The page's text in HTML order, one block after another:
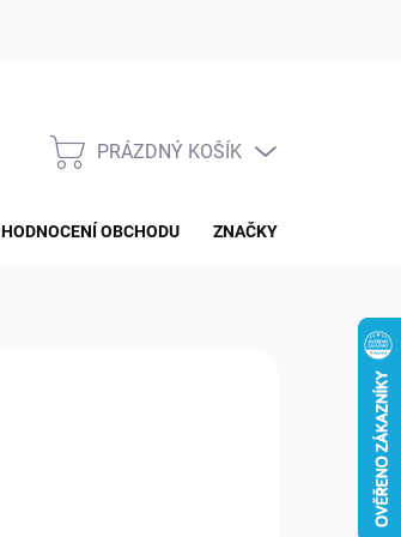
NÁKUPNÍ
PRÁZDNÝ KOŠÍK
HODNOCENÍ OBCHODU ZNAČKY